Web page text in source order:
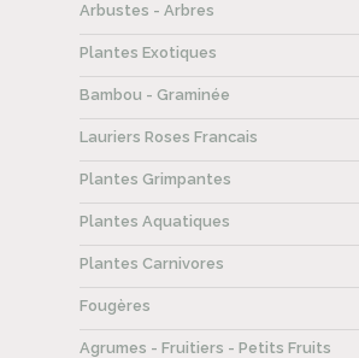
Arbustes - Arbres
Plantes Exotiques
Bambou - Graminée
Lauriers Roses Francais
Plantes Grimpantes
Plantes Aquatiques
Plantes Carnivores
Fougères
Agrumes - Fruitiers - Petits Fruits